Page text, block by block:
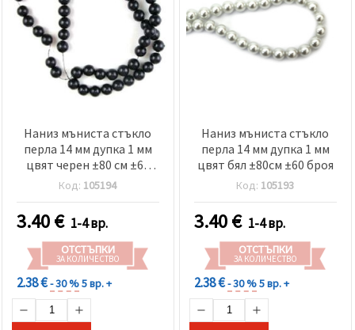
Наниз мъниста стъкло
перла 14 мм дупка 1 мм
цвят черен ±80 см ±60
броя
Код: 105194
3.40€ 1-4 вр.
ОТСТЪПКИ
ЗА КОЛИЧЕСТВО
2.38 €- 30 %5 вр. +
Наниз мъниста стъкло
перла 14 мм дупка 1 мм
цвят бял ±80см ±60 броя
Код: 105193
3.40€ 1-4 вр.
ОТСТЪПКИ
ЗА КОЛИЧЕСТВО
2.38 €- 30 %5 вр. +